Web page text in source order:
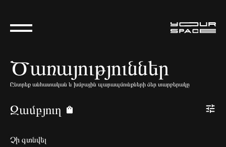
Ծառայություններ
Ընտրեք անհատական և խմբային պարապմունքների ձեր տարբերակը
Զամբյուղ
Չի գտնվել